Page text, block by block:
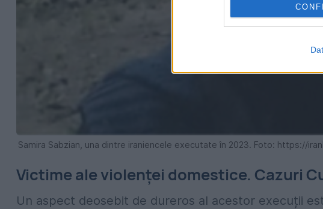
Samira Sabzian, una dintre iraniencele executate în 2023. Foto: https://
Victime ale violenței domestice. Cazuri
Un aspect deosebit de dureros al acestor execuții